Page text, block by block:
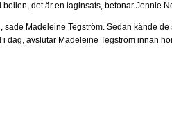
det är en laginsats, betonar Jennie
sade Madeleine Tegström. Sedan kände
dag, avslutar Madeleine Tegström innan